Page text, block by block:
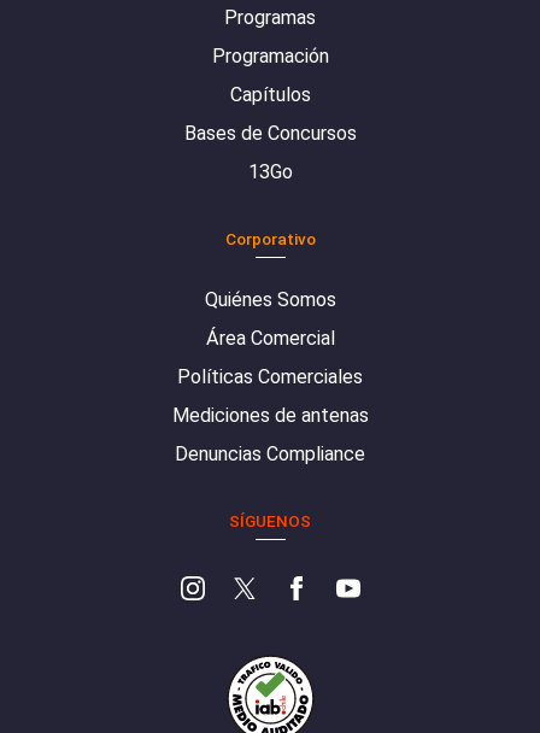
Programas
Programación
Capítulos
Bases de Concursos
13Go
Corporativo
Quiénes Somos
Área Comercial
Políticas Comerciales
Mediciones de antenas
Denuncias Compliance
SÍGUENOS